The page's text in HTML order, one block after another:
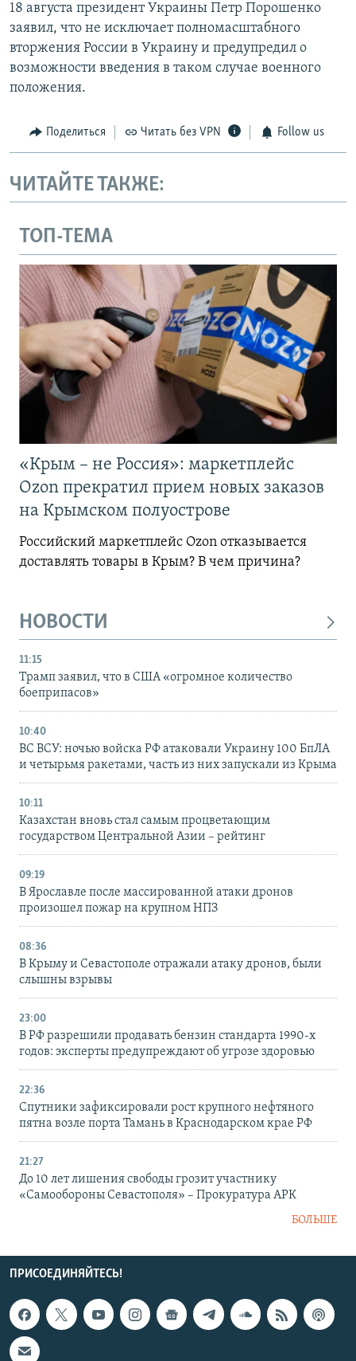
18 августа президент Украины Петр Порошенко
заявил, что не исключает полномасштабного
вторжения России в Украину и предупредил о
возможности введения в таком случае военного
положения.
Поделиться Читать без VPN Follow us
ЧИТАЙТЕ ТАКЖЕ:
ТОП-ТЕМА
«Крым – не Россия»: маркетплейс
Ozon прекратил прием новых заказов
на Крымском полуострове
Российский маркетплейс Ozon отказывается
доставлять товары в Крым? В чем причина?
НОВОСТИ
11:15
Трамп заявил, что в США «огромное количество
боеприпасов»
10:40
ВС ВСУ: ночью войска РФ атаковали Украину 100 БпЛА
и четырьмя ракетами, часть из них запускали из Крыма
10:11
Казахстан вновь стал самым процветающим
государством Центральной Азии – рейтинг
09:19
В Ярославле после массированной атаки дронов
произошел пожар на крупном НПЗ
08:36
В Крыму и Севастополе отражали атаку дронов, были
слышны взрывы
23:00
В РФ разрешили продавать бензин стандарта 1990-х
годов: эксперты предупреждают об угрозе здоровью
22:36
Спутники зафиксировали рост крупного нефтяного
пятна возле порта Тамань в Краснодарском крае РФ
21:27
До 10 лет лишения свободы грозит участнику
«Самообороны Севастополя» – Прокуратура АРК
БОЛЬШЕ
ПРИСОЕДИНЯЙТЕСЬ!